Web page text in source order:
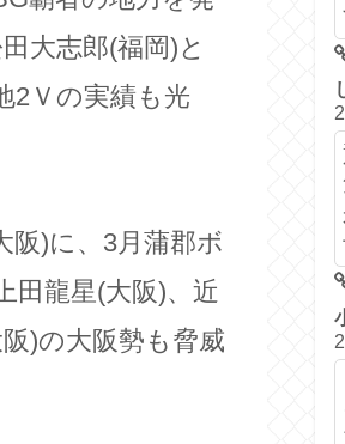
大志郎(福岡)と
2Ｖの実績も光
)に、3月蒲郡ボ
田龍星(大阪)、近
)の大阪勢も脅威